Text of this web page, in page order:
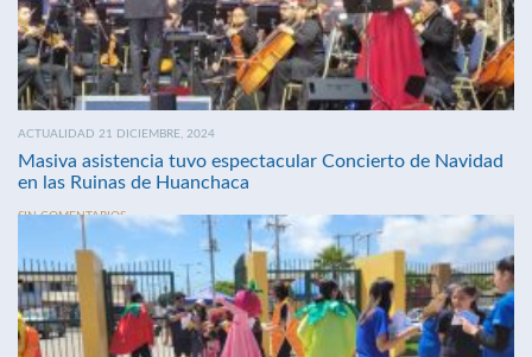
ACTUALIDAD 21 DICIEMBRE, 2024
Masiva asistencia tuvo espectacular Concierto de Navidad
en las Ruinas de Huanchaca
SIN COMENTARIOS